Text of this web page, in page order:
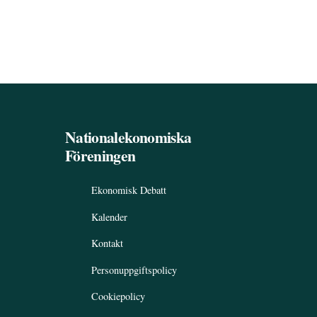
Nationalekonomiska
Föreningen
Ekonomisk Debatt
Kalender
Kontakt
Personuppgiftspolicy
Cookiepolicy